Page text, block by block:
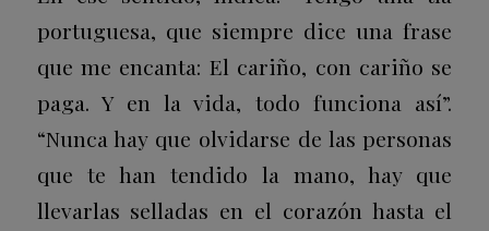
portuguesa, que siempre dice una frase
que me encanta: El cariño, con cariño se
paga. Y en la vida, todo funciona así”.
“Nunca hay que olvidarse de las personas
que te han tendido la mano, hay que
llevarlas selladas en el corazón hasta el